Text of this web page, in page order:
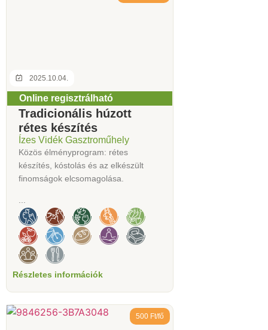
Online regisztrálható
2025.10.04.
Tradicionális húzott
rétes készítés
Ízes Vidék Gasztroműhely
Közös élményprogram: rétes
készítés, kóstolás és az elkészült
finomságok elcsomagolása.
Részletes információk
500 Ft/fő